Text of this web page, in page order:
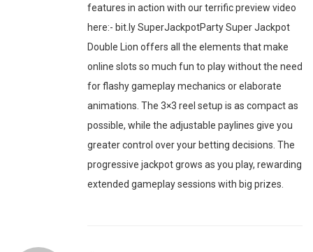
features in action with our terrific preview video
here:- bit.ly SuperJackpotParty Super Jackpot
Double Lion offers all the elements that make
online slots so much fun to play without the need
for flashy gameplay mechanics or elaborate
animations. The 3×3 reel setup is as compact as
possible, while the adjustable paylines give you
greater control over your betting decisions. The
progressive jackpot grows as you play, rewarding
extended gameplay sessions with big prizes.